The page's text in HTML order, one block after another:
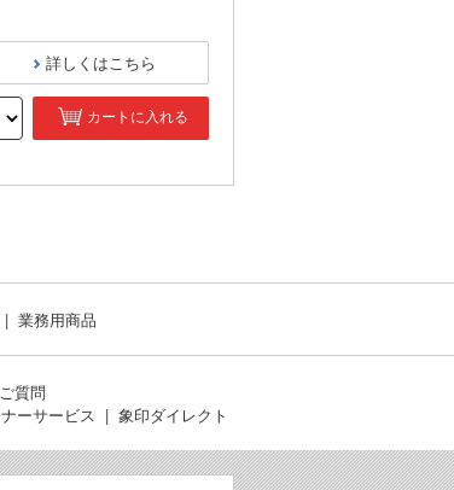
詳しくはこちら
カートに入れる
業務用商品
質問
ーサービス 象印ダイレクト